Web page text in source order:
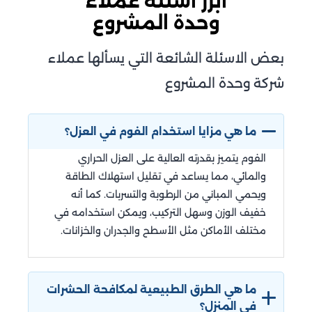
وحدة المشروع
بعض الاسئلة الشائعة التي يسألها عملاء
شركة وحدة المشروع
ما هي مزايا استخدام الفوم في العزل؟
الفوم يتميز بقدرته العالية على العزل الحراري
والمائي، مما يساعد في تقليل استهلاك الطاقة
ويحمي المباني من الرطوبة والتسربات. كما أنه
خفيف الوزن وسهل التركيب، ويمكن استخدامه في
مختلف الأماكن مثل الأسطح والجدران والخزانات.
ما هي الطرق الطبيعية لمكافحة الحشرات
في المنزل؟